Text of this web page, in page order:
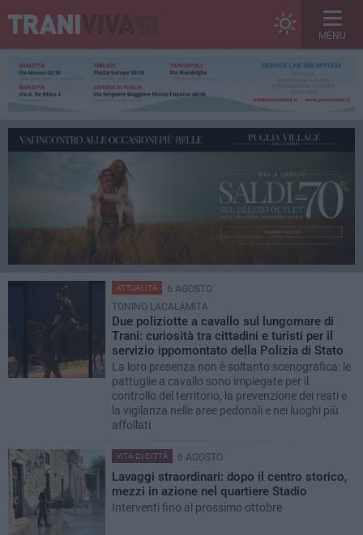
MENU
ATTUALITÀ
6 AGOSTO
TONINO LACALAMITA
Due poliziotte a cavallo sul lungomare di
Trani: curiosità tra cittadini e turisti per il
servizio ippomontato della Polizia di Stato
La loro presenza non è soltanto scenografica: le
pattuglie a cavallo sono impiegate per il
controllo del territorio, la prevenzione dei reati e
la vigilanza nelle aree pedonali e nei luoghi più
affollati
VITA DI CITTÀ 6 AGOSTO
Lavaggi straordinari: dopo il centro storico,
mezzi in azione nel quartiere Stadio
Interventi fino al prossimo ottobre